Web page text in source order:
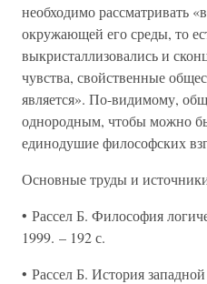
необходимо рассматривать
окружающей его среды, то
выкристаллизовались и
чувства, свойственные
является». По-видимому,
однородным, чтобы можно
единодушие философских
Основные труды и
• Рассел Б. Философия
1999. – 192 с.
• Рассел Б. История